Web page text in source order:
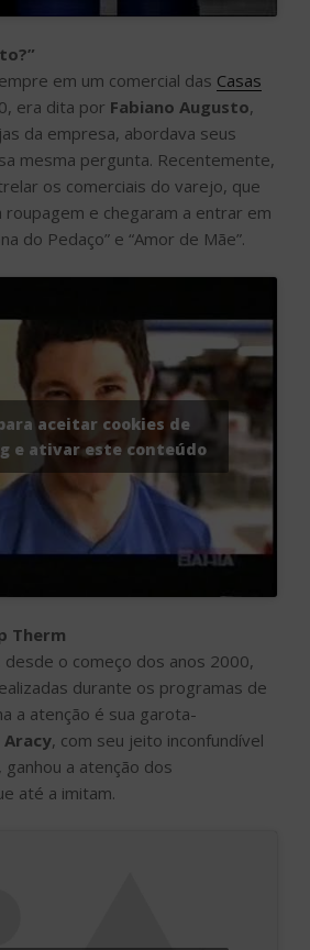
em um comercial das Casas
era dita por Fabiano Augusto,
da empresa, abordava seus
mesma pergunta. Recentemente,
os comerciais do varejo, que
roupagem e chegaram a entrar em
do Pedaço” e “Amor de Mãe”.
aceitar cookies de
e ativar este conteúdo
Therm
desde o começo dos anos 2000,
durante os programas de
a atenção é sua garota-
Aracy, com seu jeito inconfundível
a atenção dos
até a imitam.